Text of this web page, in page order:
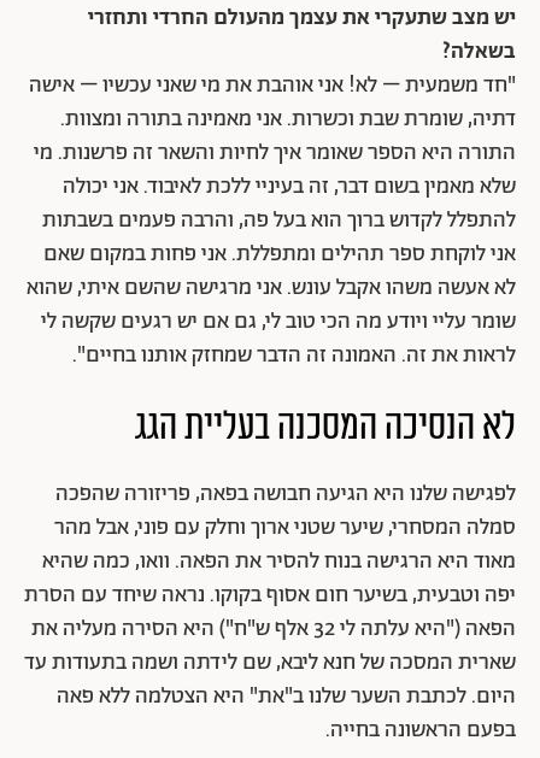
יש מצב שתעקרי את עצמך מהעולם החרדי ותחזרי
בשאלה?
"חד משמעית – לא! אני אוהבת את מי שאני עכשיו – אישה
דתיה, שומרת שבת וכשרות. אני מאמינה בתורה ומצוות.
התורה היא הספר שאומר איך לחיות והשאר זה פרשנות. מי
שלא מאמין בשום דבר, זה בעיניי ללכת לאיבוד. אני יכולה
להתפלל לקדוש ברוך הוא בעל פה, והרבה פעמים בשבתות
אני לוקחת ספר תהילים ומתפללת. אני פחות במקום שאם
לא אעשה משהו אקבל עונש. אני מרגישה שהשם איתי, שהוא
שומר עליי ויודע מה הכי טוב לי, גם אם יש רגעים שקשה לי
לראות את זה. האמונה זה הדבר שמחזק אותנו בחיים".
לא הנסיכה המסכנה בעליית הגג
לפגישה שלנו היא הגיעה חבושה בפאה, פריזורה שהפכה
סמלה המסחרי, שיער שטני ארוך וחלק עם פוני, אבל מהר
מאוד היא הרגישה בנוח להסיר את הפאה. וואו, כמה שהיא
יפה וטבעית, בשיער חום אסוף בקוקו. נראה שיחד עם הסרת
הפאה ("היא עלתה לי 32 אלף ש"ח") היא הסירה מעליה את
שארית המסכה של חנא ליבא, שם לידתה ושמה בתעודות עד
היום. לכתבת השער שלנו ב"את" היא הצטלמה ללא פאה
בפעם הראשונה בחייה.